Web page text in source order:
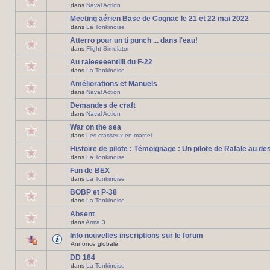
dans Naval Action
Meeting aérien Base de Cognac le 21 et 22 mai 2022
dans La Tonkinoise
Atterro pour un ti punch ... dans l'eau!
dans Flight Simulator
Au raleeeeentiiii du F-22
dans La Tonkinoise
Améliorations et Manuels
dans Naval Action
Demandes de craft
dans Naval Action
War on the sea
dans Les crasseux en marcel
Histoire de pilote : Témoignage : Un pilote de Rafale au
dans La Tonkinoise
Fun de BEX
dans La Tonkinoise
BOBP et P-38
dans La Tonkinoise
Absent
dansArma 3
Info nouvelles inscriptions sur le forum
Annonce globale
DD 184
dans La Tonkinoise